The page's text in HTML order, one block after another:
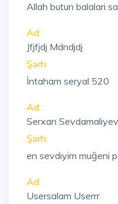
Allah butun balalari
Ad:
Jfjfjdj Mdndjdj
Şərh:
İntaham seryal 520
Ad:
Serxan Sevdamaliyev
Şərh:
en sevdiyim muğeni
Ad:
Usersalam Userrr